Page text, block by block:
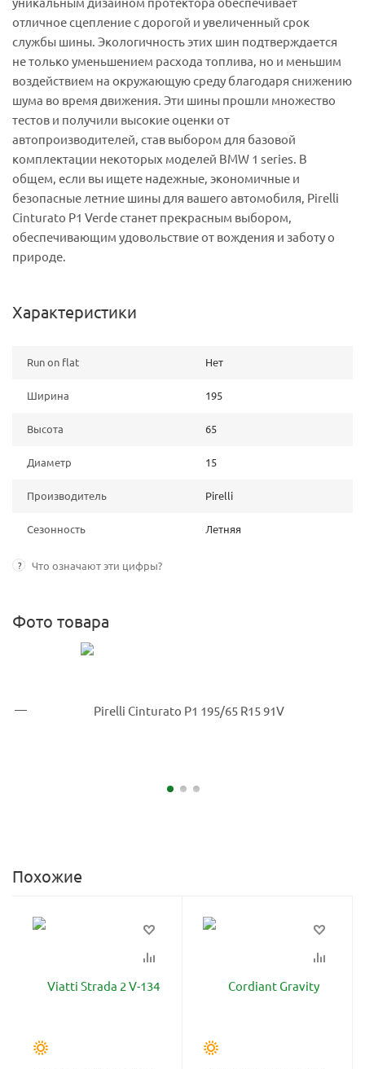
отличное сцепление с дорогой и увеличенный срок
службы шины. Экологичность этих шин подтверждается
не только уменьшением расхода топлива, но и меньшим
воздействием на окружающую среду благодаря снижению
шума во время движения. Эти шины прошли множество
тестов и получили высокие оценки от
автопроизводителей, став выбором для базовой
комплектации некоторых моделей BMW 1 series. В
общем, если вы ищете надежные, экономичные и
безопасные летние шины для вашего автомобиля, Pirelli
Cinturato P1 Verde станет прекрасным выбором,
обеспечивающим удовольствие от вождения и заботу о
природе.
Характеристики
Run on flat Нет
Ширина 195
Высота 65
Диаметр 15
Производитель Pirelli
Сезонность Летняя
? Что означают эти цифры?
Фото товара
Похожие